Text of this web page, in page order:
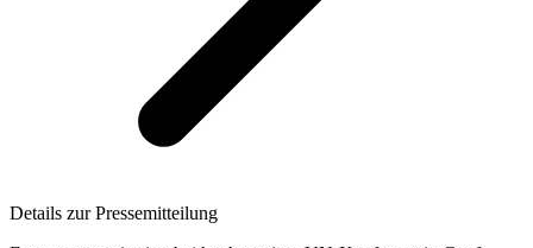
Details zur Pressemitteilung